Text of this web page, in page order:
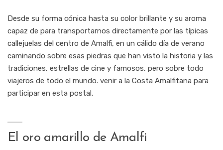
Desde su forma cónica hasta su color brillante y su aroma
capaz de para transportarnos directamente por las típicas
callejuelas del centro de Amalfi, en un cálido día de verano
caminando sobre esas piedras que han visto la historia y las
tradiciones, estrellas de cine y famosos, pero sobre todo
viajeros de todo el mundo. venir a la Costa Amalfitana para
participar en esta postal.
El oro amarillo de Amalfi